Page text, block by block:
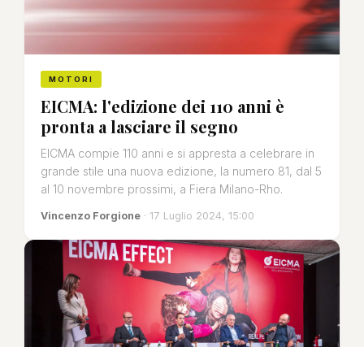
MOTORI
EICMA: l'edizione dei 110 anni è
pronta a lasciare il segno
EICMA compie 110 anni e si appresta a celebrare in
grande stile una nuova edizione, la numero 81, dal 5
al 10 novembre prossimi, a Fiera Milano-Rho.
Vincenzo Forgione · 17 Luglio 2024, 15:00